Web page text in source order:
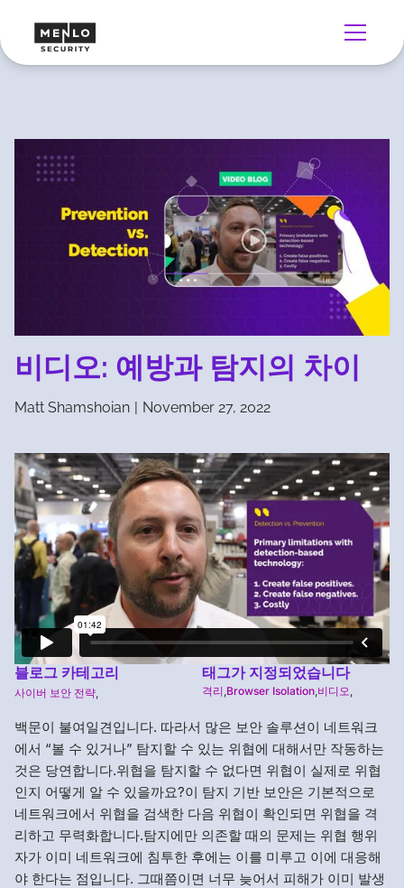
비디오: 예방과 탐지의 차이
Matt Shamshoian | November 27, 2022
블로그 카테고리
사이버 보안 전략
태그가 지정되었습니다
격리 Browser Isolation 비디오
백문이 불여일견입니다. 따라서 많은 보안 솔루션이 네트워크
에서 “볼 수 있거나” 탐지할 수 있는 위협에 대해서만 작동하는
것은 당연합니다.위협을 탐지할 수 없다면 위협이 실제로 위협
인지 어떻게 알 수 있을까요?이 탐지 기반 보안은 기본적으로
네트워크에서 위협을 검색한 다음 위협이 확인되면 위협을 격
리하고 무력화합니다.탐지에만 의존할 때의 문제는 위협 행위
자가 이미 네트워크에 침투한 후에는 이를 미루고 이에 대응해
야 한다는 점입니다. 그때쯤이면 너무 늦어서 피해가 이미 발생